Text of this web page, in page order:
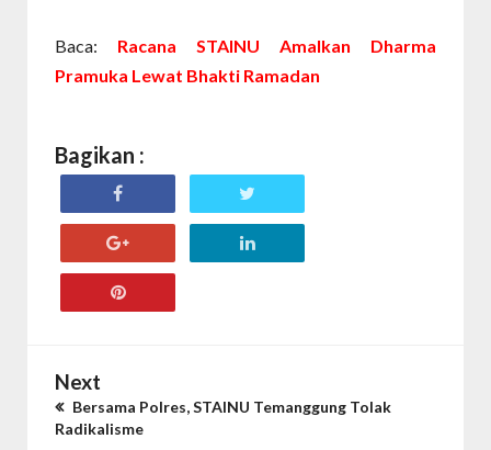
Baca: Racana STAINU Amalkan Dharma
Pramuka Lewat Bhakti Ramadan
Bagikan :
Next
Bersama Polres, STAINU Temanggung Tolak
Radikalisme